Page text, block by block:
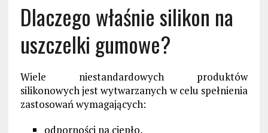
Dlaczego właśnie silikon na
uszczelki gumowe?
Wiele niestandardowych produktów
silikonowych jest wytwarzanych w celu spełnienia
zastosowań wymagających:
odporności na ciepło,